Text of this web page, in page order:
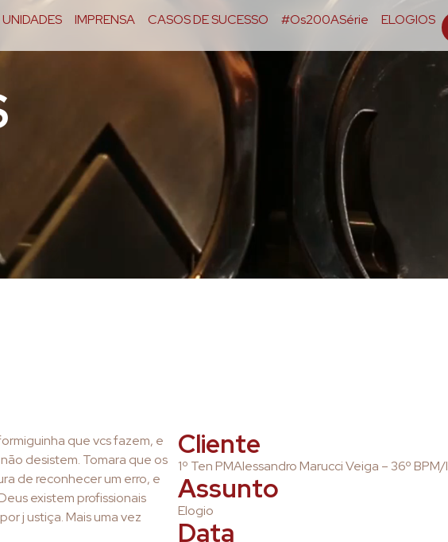
UNIDADES IMPRENSA CASOS DE SUCESSO #Os200ASérie ELOGIOS
que vcs fazem, e
desistem. Tomara que os
de reconhecer um erro, e
existem profissionais
j ustiça. Mais uma vez
Cliente
1º Ten PMAlessandro Marucci Veiga – 36º BPM/I
Assunto
Elogio
Data